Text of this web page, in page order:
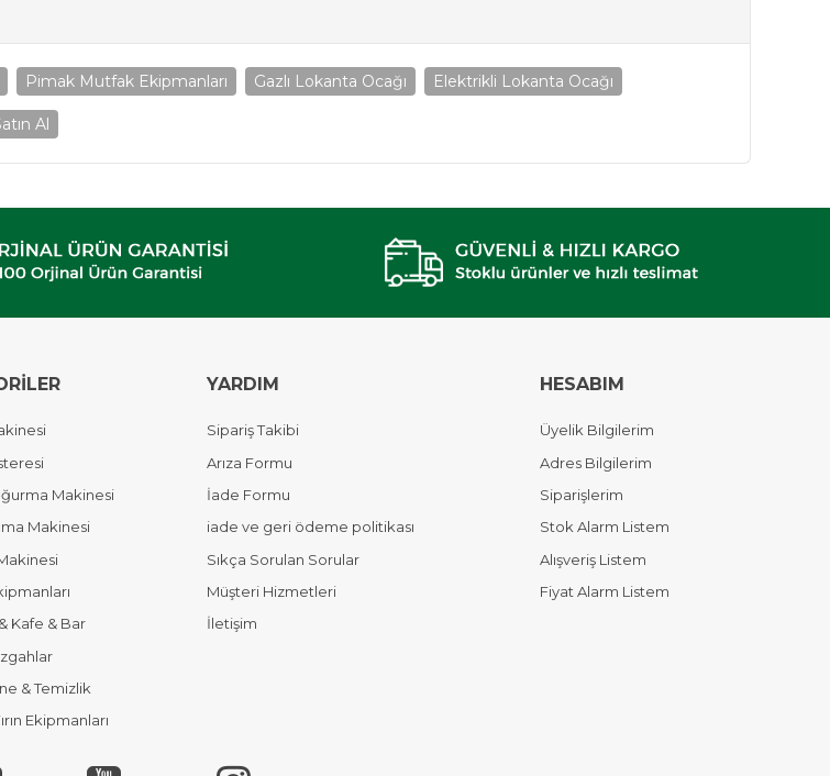
Pimak Mutfak Ekipmanları Gazlı Lokanta Ocağı Elektrikli Lokanta Ocağı
Al
Makinesi
Makinesi
Kafe & Bar
& Temizlik
Ekipmanları
YARDIM
Sipariş Takibi
Arıza Formu
İade Formu
iade ve geri ödeme politikası
Sıkça Sorulan Sorular
Müşteri Hizmetleri
İletişim
HESABIM
Üyelik Bilgilerim
Adres Bilgilerim
Siparişlerim
Stok Alarm Listem
Alışveriş Listem
Fiyat Alarm Listem